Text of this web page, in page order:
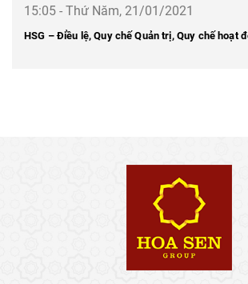
15:05 - Thứ Năm, 21/01/2021
HSG – Điều lệ, Quy chế Quản trị, Quy chế hoạt